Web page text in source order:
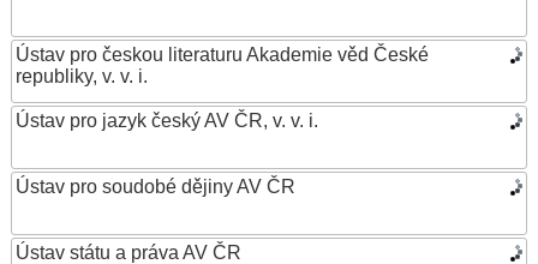
Ústav pro českou literaturu Akademie věd České
republiky, v. v. i.
Ústav pro jazyk český AV ČR, v. v. i.
Ústav pro soudobé dějiny AV ČR
Ústav státu a práva AV ČR